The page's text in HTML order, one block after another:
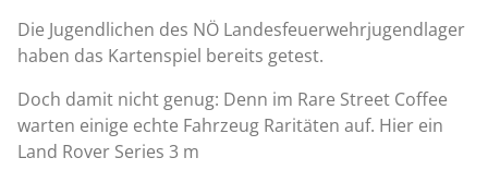
Die Jugendlichen des NÖ Landesfeuerwehrjugendlager
haben das Kartenspiel bereits getest.
Doch damit nicht genug: Denn im Rare Street Coffee
warten einige echte Fahrzeug Raritäten auf. Hier ein
Land Rover Series 3 m